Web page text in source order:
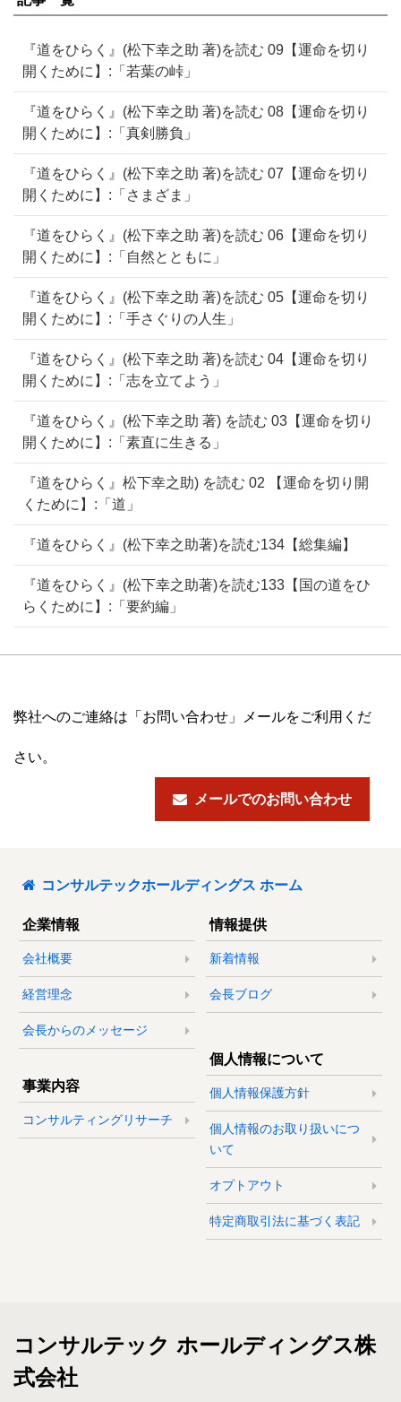
『道をひらく』(松下幸之助 著)を読む 09【運命を切り
開くために】:「若葉の峠」
『道をひらく』(松下幸之助 著)を読む 08【運命を切り
開くために】:「真剣勝負」
『道をひらく』(松下幸之助 著)を読む 07【運命を切り
開くために】:「さまざま」
『道をひらく』(松下幸之助 著)を読む 06【運命を切り
開くために】:「自然とともに」
『道をひらく』(松下幸之助 著)を読む 05【運命を切り
開くために】:「手さぐりの人生」
『道をひらく』(松下幸之助 著)を読む 04【運命を切り
開くために】:「志を立てよう」
『道をひらく』(松下幸之助 著) を読む 03【運命を切り
開くために】:「素直に生きる」
『道をひらく』松下幸之助) を読む 02 【運命を切り開
くために】:「道」
『道をひらく』(松下幸之助著)を読む134【総集編】
『道をひらく』(松下幸之助著)を読む133【国の道をひ
らくために】:「要約編」
弊社へのご連絡は「お問い合わせ」メールをご利用くだ
さい。
メールでのお問い合わせ
コンサルテックホールディングス ホーム
企業情報
会社概要
経営理念
会長からのメッセージ
事業内容
コンサルティングリサーチ
情報提供
新着情報
会長ブログ
個人情報について
個人情報保護方針
個人情報のお取り扱いにつ
いて
オプトアウト
特定商取引法に基づく表記
コンサルテック ホールディングス株
式会社